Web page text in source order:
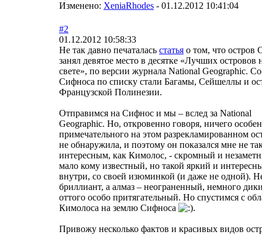
Изменено: XeniaRhodes - 01.12.2012 10:41:04
#2
01.12.2012 10:58:33
Не так давно печаталась статья о том, что остров
занял девятое место в десятке «Лучших островов
свете», по версии журнала National Geographic.
Сифноса по списку стали Багамы, Сейшеллы и
Французской Полинезии.
Отправимся на Сифнос и мы – вслед за National
Geographic. Но, откровенно говоря, ничего
примечательного на этом разрекламированном
не обнаружила, и поэтому он показался мне не
интересным, как Кимолос, - скромный и
мало кому известный, но такой яркий и
внутри, со своей изюминкой (и даже не одной).
бриллиант, а алмаз – неограненный, немного
оттого особо притягательный. Но спустимся с
Кимолоса на землю Сифноса
.
Привожу несколько фактов и красивых видов